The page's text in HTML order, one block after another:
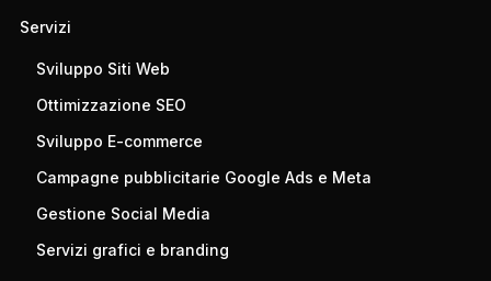
Servizi
Sviluppo Siti Web
Ottimizzazione SEO
Sviluppo E-commerce
Campagne pubblicitarie Google Ads e Meta
Gestione Social Media
Servizi grafici e branding